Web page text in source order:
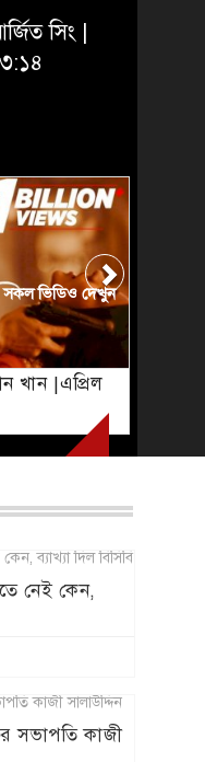
সিং |
খান |এপ্রিল
সকল ভিডিও দেখুন
নেই কেন,
সভাপতি কাজী